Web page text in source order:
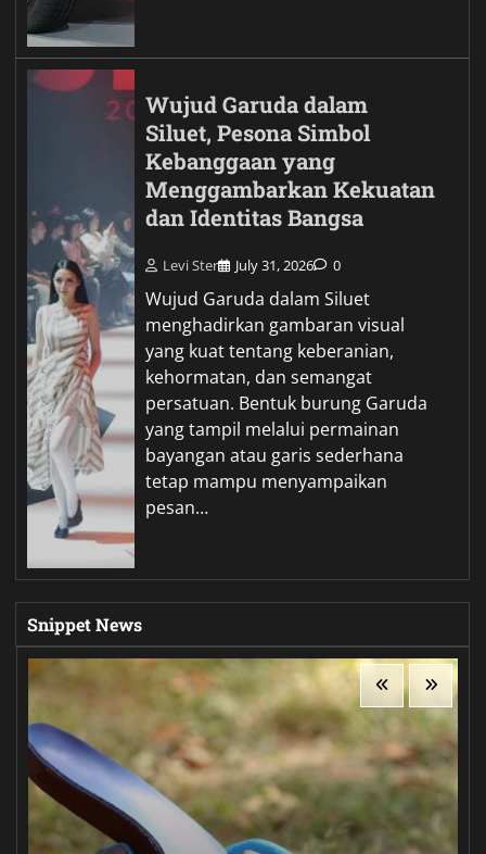
Wujud Garuda dalam
Siluet, Pesona Simbol
Kebanggaan yang
Menggambarkan Kekuatan
dan Identitas Bangsa
Levi Ster July 31, 2026 0
Wujud Garuda dalam Siluet
menghadirkan gambaran visual
yang kuat tentang keberanian,
kehormatan, dan semangat
persatuan. Bentuk burung Garuda
yang tampil melalui permainan
bayangan atau garis sederhana
tetap mampu menyampaikan
pesan…
Snippet News